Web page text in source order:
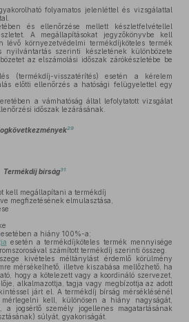
folyamatos jelenléttel és vizsgálattal
és ellenőrzése mellett készletfelvétellel
A megállapításokat jegyzőkönyvbe kell
környezetvédelmi termékdíjköteles termék
nyilvántartás szerinti készletének különbözete
az elszámolási időszak zárókészletébe be
(termékdíj-visszatérítés) esetén a kérelem
előtti ellenőrzés a hatósági felügyelettel egy
a vámhatóság által lefolytatott vizsgálat
időszak lezárásának.
29
Termékdíj bírság31
kell megállapítani a termékdíj
megfizetésének elmulasztása,
esetében a hiány 100%-a;
esetén a termékdíjköteles termék mennyisége
számított termékdíj szerinti összeg.
kivételes méltánylást érdemlő körülmény
mérsékelhető, illetve kiszabása mellőzhető, ha
hogy a kötelezett vagy a koordináló szervezet,
alkalmazottja, tagja vagy megbízottja az adott
járt el. A termékdíj bírság mérséklésénél
kell, különösen a hiány nagyságát,
a jogsértő személy jogellenes magatartásának
súlyát, gyakoriságát.